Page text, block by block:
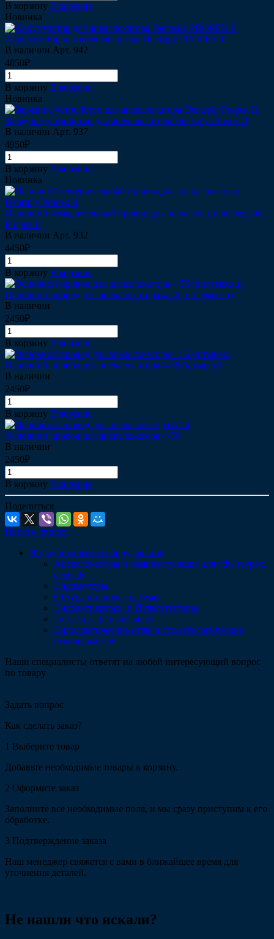
В корзину В корзине
Новинка
Аккумулятор для апекслокатора Dentsply PROPEX II
В наличии Арт. 942
4850₽
В корзину В корзине
Новинка
Зарядное устройство для апекслокатора Dentsply Propex II
В наличии Арт. 937
4950₽
В корзину В корзине
Новинка
Основной измерительный провод для апекслокатора Dentsply
Propex II
В наличии Арт. 932
4450₽
В корзину В корзине
Основной провод для апекслокатора 4-56 (полумесяц)
В наличии
2450₽
В корзину В корзине
Основной провод для апекслокатора 4-56 (штырек)
В наличии
2450₽
В корзину В корзине
Основной провод для апекслокатора 4-56
В наличии
2450₽
В корзину В корзине
Поделиться
Назад к списку
Эндодонтическое оборудование
Апекслокаторы и комплектующие для vdw raypex,
dentsply
Эндомоторы
Обтурационные системы
Эндоактиваторы и Пульп-тестеры
Гуттакаты (Gutta Cutter)
Эндодонтические иглы и стоматологические
иглодержатели
Наши специалисты ответят на любой интересующий вопрос
по товару
Задать вопрос
Как сделать заказ?
1 Выберите товар
Добавьте необходимые товары в корзину.
2 Оформите заказ
Заполните все необходимые поля, и мы сразу приступим к его
обработке.
3 Подтверждение заказа
Наш менеджер свяжется с вами в ближайшее время для
уточнения деталей.
Не нашли что искали?